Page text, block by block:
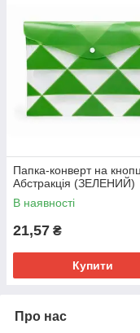
Папка-конверт на
Абстракція (ЗЕЛЕНИЙ)
В наявності
21,57 ₴
Купити
Про нас